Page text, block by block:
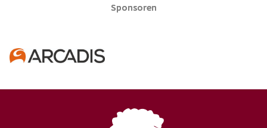
Sponsoren
Sponsoren